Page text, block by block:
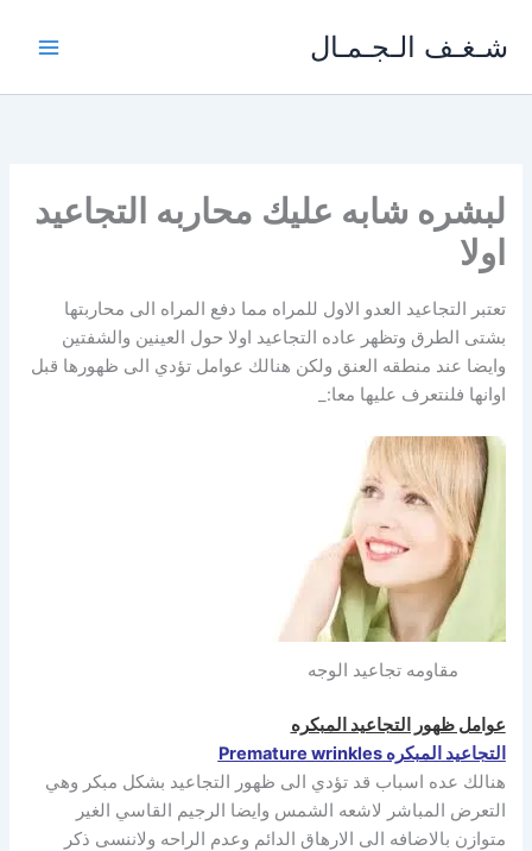
شـغـف الـجـمـال
لبشره شابه عليك محاربه التجاعيد
اولا
تعتبر التجاعيد العدو الاول للمراه مما دفع المراه الى محاربتها
بشتى الطرق وتظهر عاده التجاعيد اولا حول العينين والشفتين
وايضا عند منطقه العنق ولكن هنالك عوامل تؤدي الى ظهورها قبل
اوانها فلنتعرف عليها معا:_
مقاومه تجاعيد الوجه
عوامل ظهور التجاعيد المبكره
التجاعيد المبكره Premature wrinkles
هنالك عده اسباب قد تؤدي الى ظهور التجاعيد بشكل مبكر وهي
التعرض المباشر لاشعه الشمس وايضا الرجيم القاسي الغير
متوازن بالاضافه الى الارهاق الدائم وعدم الراحه ولاننسى ذكر